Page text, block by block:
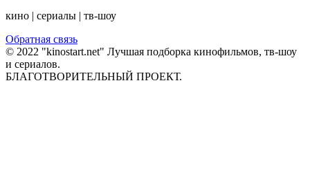
кино | сериалы | тв-шоу
Обратная связь
© 2022 "kinostart.net" Лучшая подборка кинофильмов, тв-шоу
и сериалов.
БЛАГОТВОРИТЕЛЬНЫЙ ПРОЕКТ.